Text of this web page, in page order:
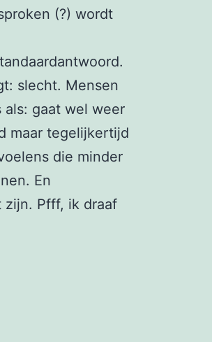
(?) wordt
slecht. Mensen
als: gaat wel weer
maar tegelijkertijd
die minder
En
Pfff, ik draaf